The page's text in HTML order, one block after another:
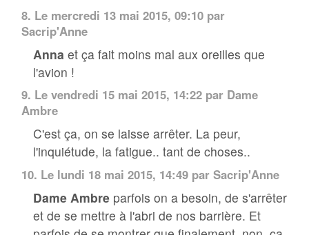
8. Le mercredi 13 mai 2015, 09:10 par
Sacrip'Anne
Anna et ça fait moins mal aux oreilles que
l'avion !
9. Le vendredi 15 mai 2015, 14:22 par Dame
Ambre
C'est ça, on se laisse arrêter. La peur,
l'inquiétude, la fatigue.. tant de choses..
10. Le lundi 18 mai 2015, 14:49 par Sacrip'Anne
Dame Ambre parfois on a besoin, de s'arrêter
et de se mettre à l'abri de nos barrière. Et